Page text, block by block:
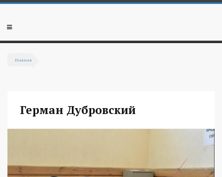
Перейти к основному содержанию
Мобильное
Главная
Герман Дубровский